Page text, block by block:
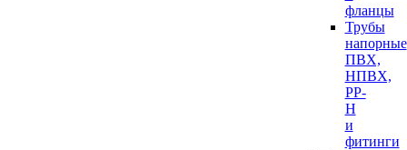
фланцы
Трубы
напорные
ПВХ,
НПВХ,
PP-
H
и
фитинги